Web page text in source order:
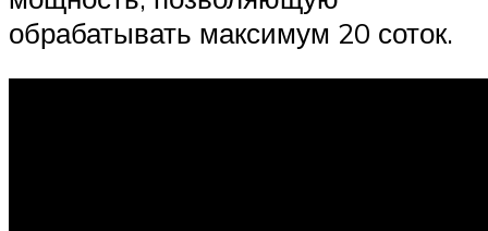
обрабатывать максимум 20 соток.